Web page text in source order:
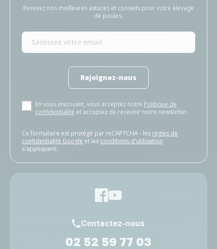
Recevez nos meilleures astuces et conseils pour votre élevage
de poules.
Rejoignez-nous
En vous inscrivant, vous acceptez notre Politique de
confidentialité et acceptez de recevoir notre newsletter.
Ce formulaire est protégé par reCAPTCHA - les règles de
confidentialité Google et les conditions d'utilisation
s'appliquent.
Contactez-nous
02 52 59 77 03